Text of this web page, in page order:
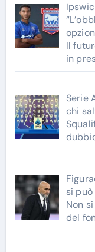
Il
in
Serie
chi
si
Non
del